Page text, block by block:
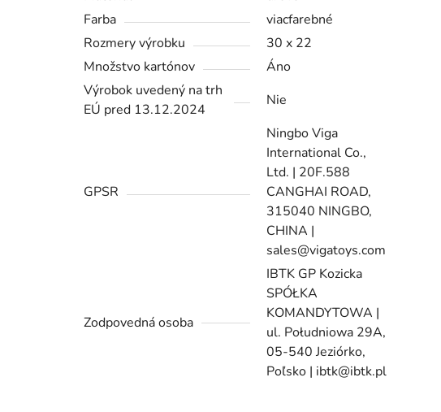
Farba
viacfarebné
Rozmery výrobku
30 x 22
Množstvo kartónov
Áno
Výrobok uvedený na trh
EÚ pred 13.12.2024
Nie
GPSR
Ningbo Viga
International Co.,
Ltd. | 20F.588
CANGHAI ROAD,
315040 NINGBO,
CHINA |
sales@vigatoys.com
Zodpovedná osoba
IBTK GP Kozicka
SPÓŁKA
KOMANDYTOWA |
ul. Południowa 29A,
05-540 Jeziórko,
Poľsko | ibtk@ibtk.pl